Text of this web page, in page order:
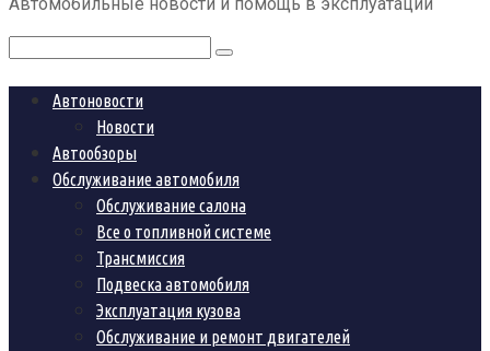
Поиск:
Автоновости
Новости
Автообзоры
Обслуживание автомобиля
Обслуживание салона
Все о топливной системе
Трансмиссия
Подвеска автомобиля
Эксплуатация кузова
Обслуживание и ремонт двигателей